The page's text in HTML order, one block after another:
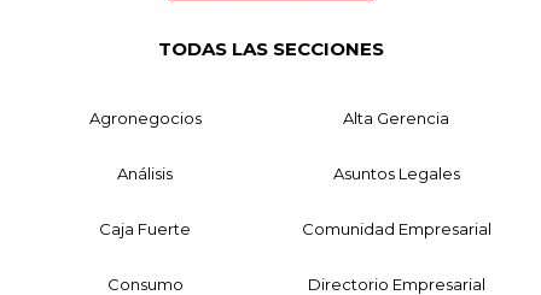
TODAS LAS SECCIONES
Agronegocios Alta Gerencia
Análisis Asuntos Legales
Caja Fuerte Comunidad Empresarial
Consumo Directorio Empresarial